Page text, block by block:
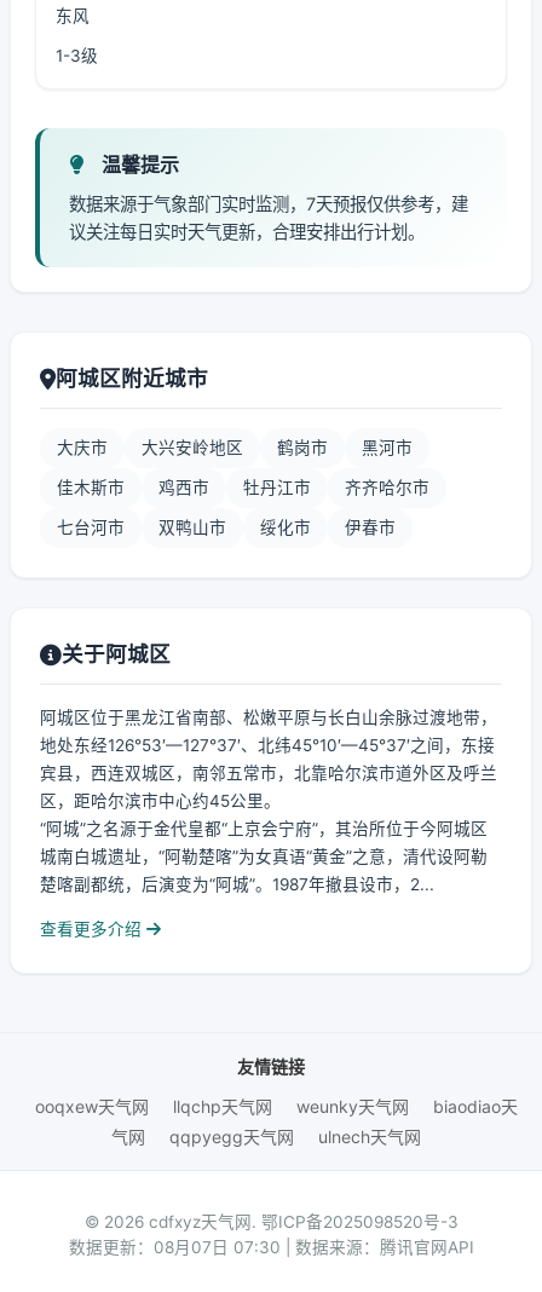
东风
1-3级
温馨提示
数据来源于气象部门实时监测，7天预报仅供参考，建
议关注每日实时天气更新，合理安排出行计划。
阿城区附近城市
大庆市 大兴安岭地区 鹤岗市 黑河市
佳木斯市 鸡西市 牡丹江市 齐齐哈尔市
七台河市 双鸭山市 绥化市 伊春市
关于阿城区
阿城区位于黑龙江省南部、松嫩平原与长白山余脉过渡地带，
地处东经126°53′—127°37′、北纬45°10′—45°37′之间，东接
宾县，西连双城区，南邻五常市，北靠哈尔滨市道外区及呼兰
区，距哈尔滨市中心约45公里。
“阿城”之名源于金代皇都“上京会宁府”，其治所位于今阿城区
城南白城遗址，“阿勒楚喀”为女真语“黄金”之意，清代设阿勒
楚喀副都统，后演变为“阿城”。1987年撤县设市，2...
查看更多介绍
友情链接
ooqxew天气网
llqchp天气网 weunky天气网
biaodiao天
气网
qqpyegg天气网 ulnech天气网
© 2026 cdfxyz天气网. 鄂ICP备2025098520号-3
数据更新：08月07日 07:30 | 数据来源：腾讯官网API